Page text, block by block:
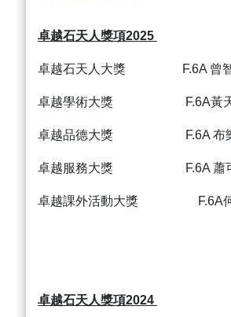
卓越石天人獎項2025
卓越石天人大獎 F.6A 曾
卓越學術大獎 F.6A黃
卓越品德大獎 F.6A 布
卓越服務大獎 F.6A 蕭
卓越課外活動大獎 F.6A何
卓越石天人獎項2024